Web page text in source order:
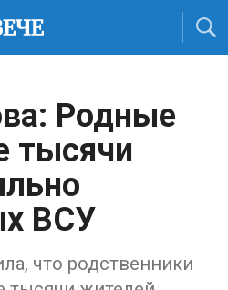
Родные
тысячи
ВСУ
что родственники